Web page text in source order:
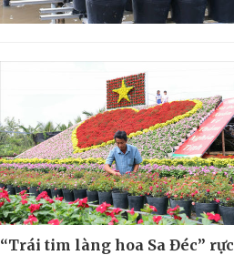
“Trái tim làng hoa Sa Đéc” rực